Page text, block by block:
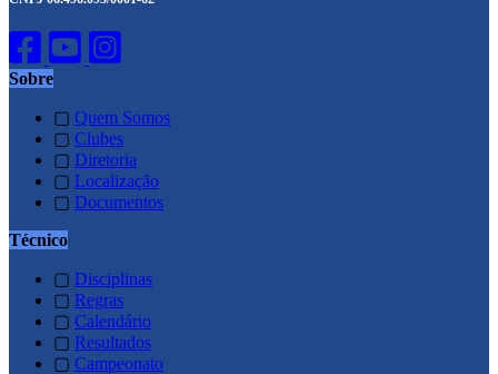
Sobre
▢ Quem Somos
▢ Clubes
▢ Diretoria
▢ Localização
▢ Documentos
Técnico
▢ Disciplinas
▢ Regras
▢ Calendário
▢ Resultados
▢ Campeonato